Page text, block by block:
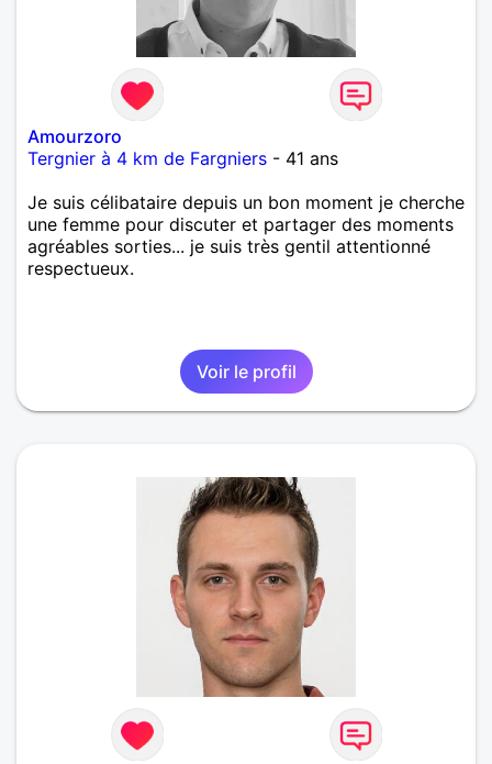
Amourzoro
Tergnier à 4 km de Fargniers - 41 ans
Je suis célibataire depuis un bon moment je cherche
une femme pour discuter et partager des moments
agréables sorties... je suis très gentil attentionné
respectueux.
Voir le profil